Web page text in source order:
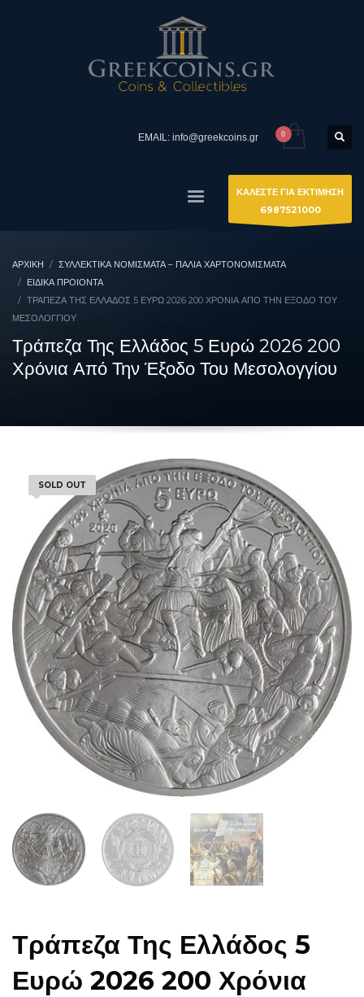
EMAIL: info@greekcoins.gr
ΚΑΛΕΣΤΕ ΓΙΑ ΕΚΤΙΜΗΣΗ
6987521000
ΑΡΧΙΚΉ
ΣΥΛΛΕΚΤΙΚΆ ΝΟΜΊΣΜΑΤΑ – ΠΑΛΙΆ ΧΑΡΤΟΝΟΜΊΣΜΑΤΑ
ΕΙΔΙΚΑ ΠΡΟΙΟΝΤΑ
ΤΡΆΠΕΖΑ ΤΗΣ ΕΛΛΆΔΟΣ 5 ΕΥΡΏ 2026 200 ΧΡΌΝΙΑ ΑΠΌ ΤΗΝ ΈΞΟΔΟ ΤΟΥ
ΜΕΣΟΛΟΓΓΊΟΥ
Τράπεζα Της Ελλάδος 5 Ευρώ 2026 200
Χρόνια Από Την Έξοδο Του Μεσολογγίου
SOLD OUT
Τράπεζα Της Ελλάδος 5
Ευρώ 2026 200 Χρόνια